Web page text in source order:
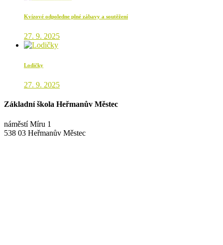
Kvízové odpoledne plné zábavy a soutěžení
27. 9. 2025
Lodičky
27. 9. 2025
Základní škola Heřmanův Městec
náměstí Míru 1
538 03 Heřmanův Městec